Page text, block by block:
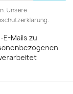
Unsere
Mails zu